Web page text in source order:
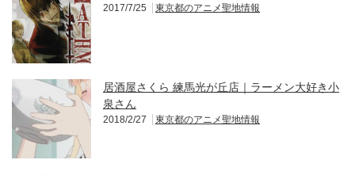
2017/7/25 東京都のアニメ聖地情報
居酒屋さくら 練馬光が丘店｜ラーメン大好き小
泉さん
2018/2/27 東京都のアニメ聖地情報